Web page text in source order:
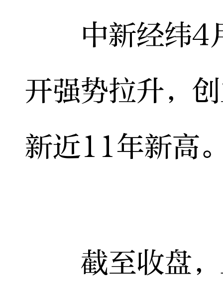
中新经纬4
开强势拉升，
新近11年新高
截至收盘，